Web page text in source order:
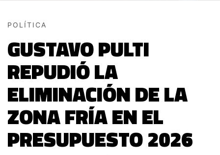
POLÍTICA
GUSTAVO PULTI
REPUDIÓ LA
ELIMINACIÓN DE LA
ZONA FRÍA EN EL
PRESUPUESTO 2026